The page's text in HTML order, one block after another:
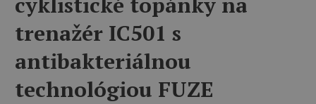
trenažér IC501 s
antibakteriálnou
technológiou FUZE